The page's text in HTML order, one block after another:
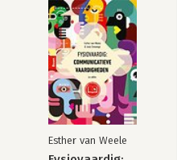
Esther van Weele